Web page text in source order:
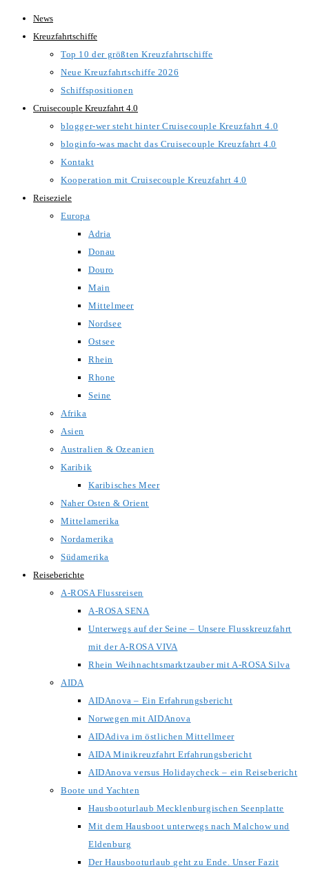
Zum
Inhalt
News
Kreuzfahrtschiffe
Top 10 der größten Kreuzfahrtschiffe
Neue Kreuzfahrtschiffe 2026
Schiffspositionen
Cruisecouple Kreuzfahrt 4.0
blogger-wer steht hinter Cruisecouple Kreuzfahrt 4.0
bloginfo-was macht das Cruisecouple Kreuzfahrt 4.0
Kontakt
Kooperation mit Cruisecouple Kreuzfahrt 4.0
Reiseziele
Europa
Adria
Donau
Douro
Main
Mittelmeer
Nordsee
Ostsee
Rhein
Rhone
Seine
Afrika
Asien
Australien & Ozeanien
Karibik
Karibisches Meer
Naher Osten & Orient
Mittelamerika
Nordamerika
Südamerika
Reiseberichte
A-ROSA Flussreisen
A-ROSA SENA
Unterwegs auf der Seine – Unsere Flusskreuzfahrt
mit der A-ROSA VIVA
Rhein Weihnachtsmarktzauber mit A-ROSA Silva
AIDA
AIDAnova – Ein Erfahrungsbericht
Norwegen mit AIDAnova
AIDAdiva im östlichen Mittellmeer
AIDA Minikreuzfahrt Erfahrungsbericht
AIDAnova versus Holidaycheck – ein Reisebericht
Boote und Yachten
Hausbooturlaub Mecklenburgischen Seenplatte
Mit dem Hausboot unterwegs nach Malchow und
Eldenburg
Der Hausbooturlaub geht zu Ende. Unser Fazit